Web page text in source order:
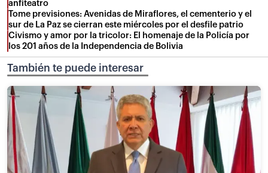
anfiteatro
Tome previsiones: Avenidas de Miraflores, el cementerio y el
sur de La Paz se cierran este miércoles por el desfile patrio
Civismo y amor por la tricolor: El homenaje de la Policía por
los 201 años de la Independencia de Bolivia
También te puede interesar